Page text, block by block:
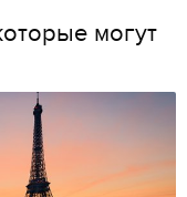
могут